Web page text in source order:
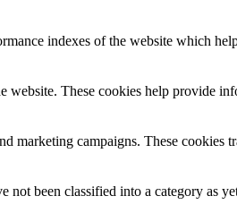
indexes of the website which
These cookies help provide
marketing campaigns. These
not been classified into a category as